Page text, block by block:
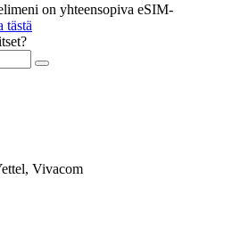
on yhteensopiva eSIM-
tästä
Vivacom